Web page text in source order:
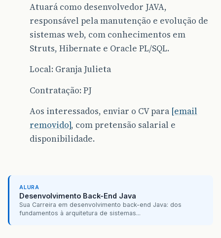
Atuará como desenvolvedor JAVA,
responsável pela manutenção e evolução de
sistemas web, com conhecimentos em
Struts, Hibernate e Oracle PL/SQL.
Local: Granja Julieta
Contratação: PJ
Aos interessados, enviar o CV para [email
removido], com pretensão salarial e
disponibilidade.
ALURA
Desenvolvimento Back-End Java
Sua Carreira em desenvolvimento back-end Java: dos
fundamentos à arquitetura de sistemas...